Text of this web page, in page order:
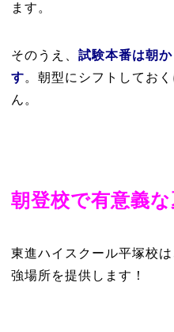
ます。
そのうえ、 試験本番は朝
す。朝型にシフトしてお
ん。
朝登校で有意義な
東進ハイスクール平塚校
強場所を提供します！